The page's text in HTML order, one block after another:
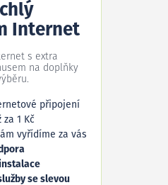
Internet
s extra
na doplňky
připojení
za 1 Kč
vyřídíme za vás
se slevou